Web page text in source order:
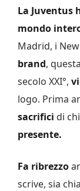
La Juventus
mondo
Madrid, i
brand,
secolo XXI°,
logo. Prima
sacrifici di
presente.
Fa ribrezzo
scrive, sia